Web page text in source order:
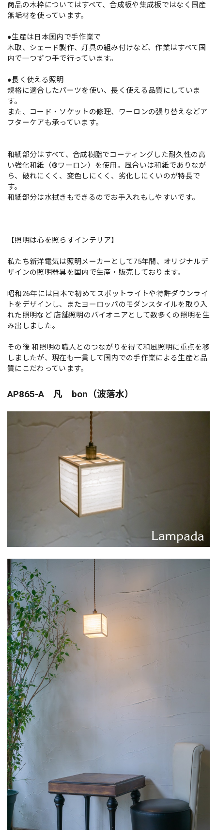
商品の木枠についてはすべて、合成板や集成板ではなく国産
無垢材を使っています。
●生産は日本国内で手作業で
木取、シェード製作、灯具の組み付けなど、作業はすべて国
内で一つずつ手で行っています。
●長く使える照明
規格に適合したパーツを使い、長く使える品質にしていま
す。
また、コード・ソケットの修理、ワーロンの張り替えなどア
フターケアも承っています。
和紙部分はすべて、合成樹脂でコーティングした耐久性の高
い強化和紙（®ワーロン）を使用。風合いは和紙でありなが
ら、破れにくく、変色しにくく、劣化しにくいのが特長で
す。
和紙部分は水拭きもできるのでお手入れもしやすいです。
【照明は心を照らすインテリア】
私たち新洋電気は照明メーカーとして75年間、オリジナルデ
ザインの照明器具を国内で生産・販売しております。
昭和26年には日本で初めてスポットライトや特許ダウンライ
トをデザインし、またヨーロッパのモダンスタイルを取り入
れた照明など 店舗照明のパイオニアとして数多くの照明を生
み出しました。
その後 和照明の職人とのつながりを得て和風照明に重点を移
しましたが、現在も一貫して国内での手作業による生産と品
質にこだわっています。
AP865-A 凡 bon（波落水）